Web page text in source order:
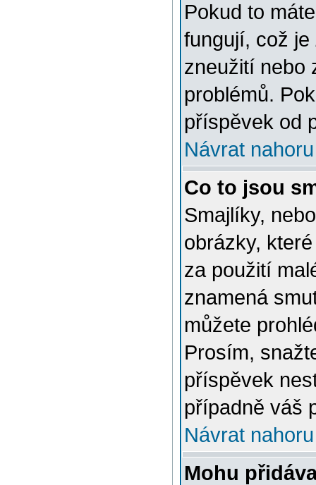
Pokud to
fungují, což je
zneužití nebo
problémů.
příspěvek od
Návrat nahoru
Co to jsou
Smajlíky,
obrázky,
za použití
znamená
můžete
Prosím,
příspěvek
případně váš
Návrat nahoru
Mohu